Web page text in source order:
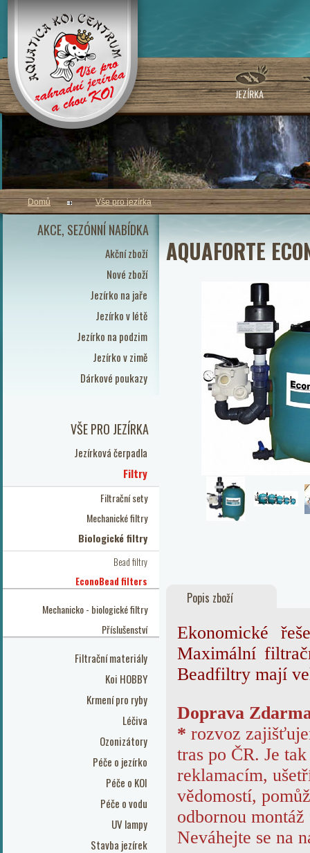
JEZÍRKA
AKCE, SEZÓNNÍ NABÍDKA
Akční zboží
Nové zboží
Jezírko na jaře
Jezírko v létě
Jezírko na podzim
Jezírko v zimě
Dárkové poukazy
VŠE PRO JEZÍRKA
Jezírková čerpadla
Filtry
Filtrační sety
Mechanické filtry
Biologické filtry
Bead filtry
EconoBead filters
Mechanicko - biologické filtry
Příslušenství
Filtrační materiály
Koi HOBBY
Krmení pro ryby
Léčiva
Ozonizátory
Péče o jezírko
Péče o KOI
Péče o vodu
UV lampy
Stavba jezírek
Domů Vše pro jezírka
AQUAFORTE
Popis zboží
Ekonomické
Maximální
Beadfiltry mají
Doprava
* rozvoz
tras po ČR. Je
reklamacím,
vědomostí,
odbornou
Neváhejte se na